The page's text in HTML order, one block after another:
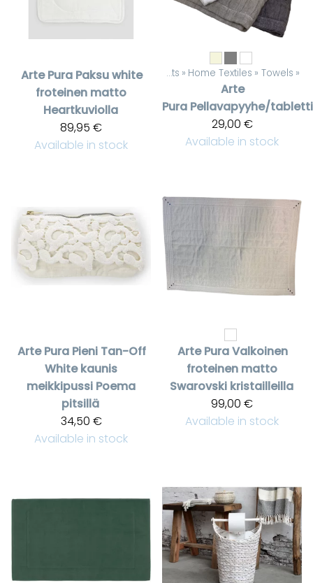
Arte Pura Paksu white
froteinen matto
Heartkuviolla
89,95 €
Available in stock
Products ‪» Home Textiles ‪» Towels ‪»
Arte
Pura Pellavapyyhe/tabletti
29,00 €
Available in stock
Arte Pura Pieni Tan-Off
White kaunis
meikkipussi Poema
pitsillä
34,50 €
Available in stock
Arte PuraValkoinen
froteinen matto
Swarovski kristailleilla
99,00 €
Available in stock